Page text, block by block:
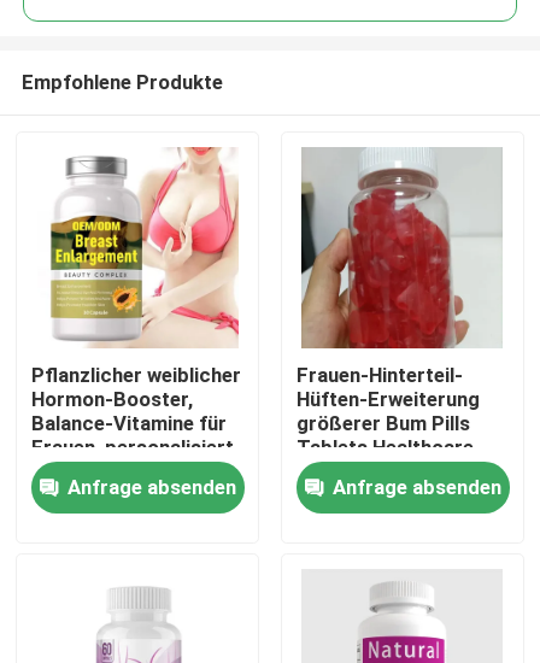
Haus
Videos
Empfohlene Produkte
Pflanzlicher weiblicher
Hormon-Booster,
Balance-Vitamine für
Frauen, personalisiert
Anfrage absenden
Frauen-Hinterteil-
Hüften-Erweiterung
größerer Bum Pills
Tablets Healthcare
Supplements
Anfrage absenden